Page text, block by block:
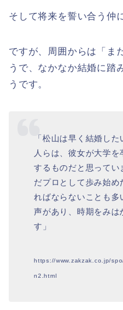
そして将来を誓い合う仲
ですが、周囲からは「ま
うで、なかなか結婚に踏
うです。
「松山は早く結婚し
人らは、彼女が大学
するものだと思ってい
だプロとして歩み始め
ればならないことも多
声があり、時期をみは
す」
https://www.zakzak.co.jp/
n2.html